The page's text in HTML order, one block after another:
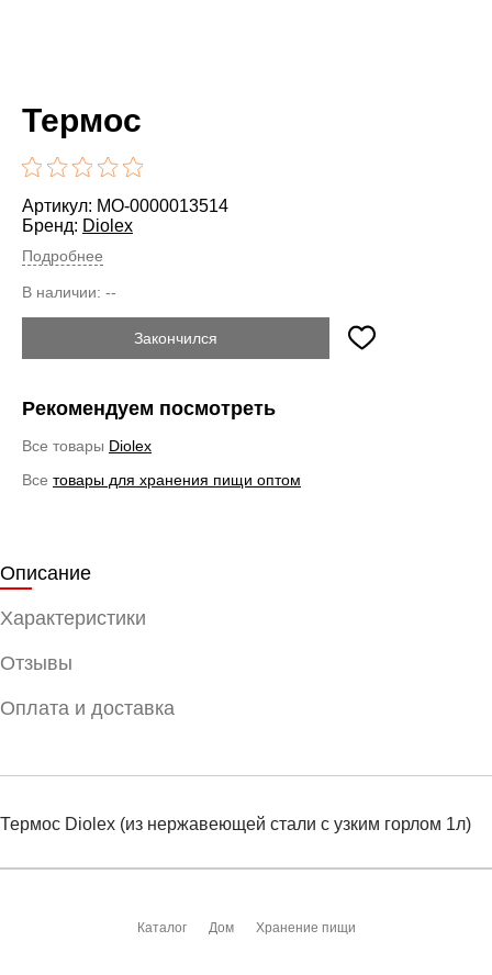
Термос
Артикул: MO-0000013514
Бренд: Diolex
Подробнее
В наличии: --
Закончился
Рекомендуем посмотреть
Все товары Diolex
Все товары для хранения пищи оптом
Описание
Характеристики
Отзывы
Оплата и доставка
Термос Diolex (из нержавеющей стали с узким горлом 1л)
Заказ берется в работу только после оплаты счета.
Каталог Дом Хранение пищи